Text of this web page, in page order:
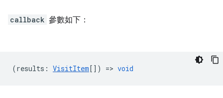
callback 參數如下：
(results : VisitItem[]) => void